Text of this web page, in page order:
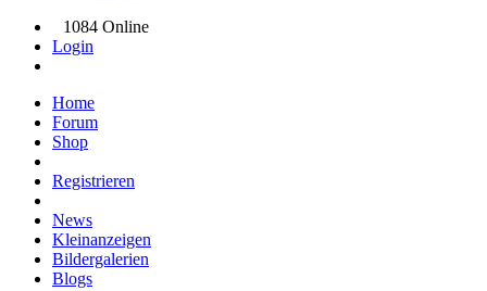
1084 Online
Login
Home
Forum
Shop
Registrieren
News
Kleinanzeigen
Bildergalerien
Blogs